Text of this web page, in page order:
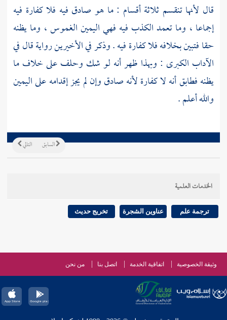
قال لأنها تنقسم ثلاثة أقسام : ما هو صادق فيه فلا كفارة فيه
إجماعا ، وما تعمد الكذب فيه فهي اليمين الغموس ، وما يظنه
حقا فتبين بخلافه فلا كفارة فيه . وذكر في الأخيرين رواية قال في
الآداب الكبرى : وبهذا ظهر أنه لو شك وحلف على خلاف ما
يظنه فطابق أنه لا كفارة لأنه صادق وإن لم يجز إقدامه على اليمين
والله أعلم .
التالي السابق
الخدمات العلمية
ترجمة علم عناوين الشجرة تخريج حديث
وثيقة الخصوصية اتفاقية الخدمة اتصل بنا من نحن